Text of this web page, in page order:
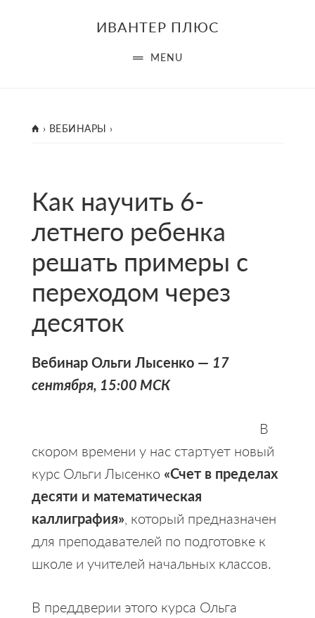
ИВАНТЕР ПЛЮС
MENU
ГЛАВНАЯ
› ВЕБИНАРЫ ›
Как научить 6-
летнего ребенка
решать примеры с
переходом через
десяток
Вебинар Ольги Лысенко — 17
сентября, 15:00 МСК
В
скором времени у нас стартует новый
курс Ольги Лысенко «Счет в пределах
десяти и математическая
каллиграфия», который предназначен
для преподавателей по подготовке к
школе и учителей начальных классов.
В преддверии этого курса Ольга